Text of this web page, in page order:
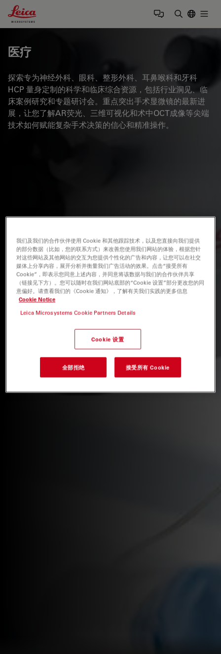
Leica Microsystems Logo
医疗
探索专为神经外科、眼科、整形外科、耳鼻喉科和牙科
HCP 量身定制的科学和临床综合资源，包括行业洞见、临
床案例研究和专题研讨会。重点突出手术显微镜的最新进
展，让您了解AR荧光、三维可视化和术中OCT成像等尖端
技术如何赋能复杂手术决策的信心和精准操作。
我们及我们的合作伙伴使用 Cookie 和其他跟踪技术，以及您直接向我们提供
的部分数据（比如，您的联系方式）来改善您使用我们网站的体验，根据您针
对这些网站及其他网站的交互为您提供个性化的广告和内容，让您可以在社交
媒体上分享内容，展开分析并衡量我们广告活动的效果。点击“接受所有
Cookie”，即表示您同意上述内容，并同意将该数据与我们的合作伙伴共享
（链接见下方）。您可以随时在我们网站底部的“Cookie 设置”部分更改您的同
意偏好。请查看我们的《Cookie 通知》，了解有关我们实践的更多信息
Cookie Notice
Leica Microsystems Cookie Partners Details
Cookie 设置
全部拒绝 接受所有 Cookie